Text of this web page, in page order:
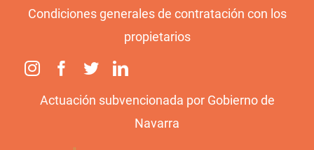
Condiciones generales de contratación con los
propietarios
Actuación subvencionada por Gobierno de
Navarra